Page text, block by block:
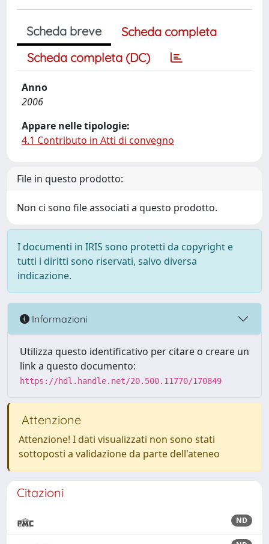
Scheda breve
Scheda completa
Scheda completa (DC)
Anno
2006
Appare nelle tipologie:
4.1 Contributo in Atti di convegno
File in questo prodotto:
Non ci sono file associati a questo prodotto.
I documenti in IRIS sono protetti da copyright e
tutti i diritti sono riservati, salvo diversa
indicazione.
Informazioni
Utilizza questo identificativo per citare o creare un
link a questo documento:
https://hdl.handle.net/20.500.11770/170849
Attenzione
Attenzione! I dati visualizzati non sono stati
sottoposti a validazione da parte dell'ateneo
Citazioni
ND